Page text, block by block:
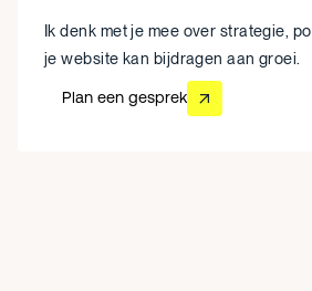
Ik denk met je mee over strategie,
je website kan bijdragen aan groei.
Plan een gesprek